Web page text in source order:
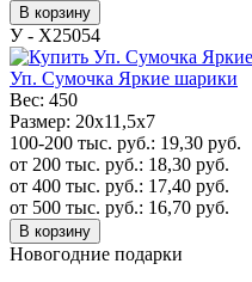
В корзину
У - Х25054
Уп. Сумочка Яркие шарики
Вес: 450
Размер: 20x11,5x7
100-200 тыс. руб.: 19,30 руб.
от 200 тыс. руб.: 18,30 руб.
от 400 тыс. руб.: 17,40 руб.
от 500 тыс. руб.: 16,70 руб.
В корзину
Новогодние подарки